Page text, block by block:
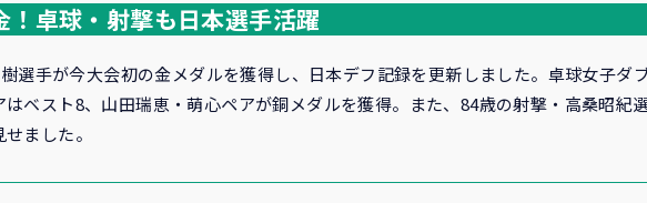
卓球・射撃も日本選手活躍
選手が今大会初の金メダルを獲得し、日本デフ記録を更新しました。卓球女子ダ
ベスト8、山田瑞恵・萌心ペアが銅メダルを獲得。また、84歳の射撃・高桑昭紀
ました。